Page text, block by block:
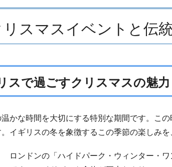
スマスイベントと伝
スで過ごすクリスマスの魅力
かな時間を大切にする特別な期間です。こ
イギリスの冬を象徴するこの季節の楽しみを
ロンドンの「ハイドパーク・ウィンター・